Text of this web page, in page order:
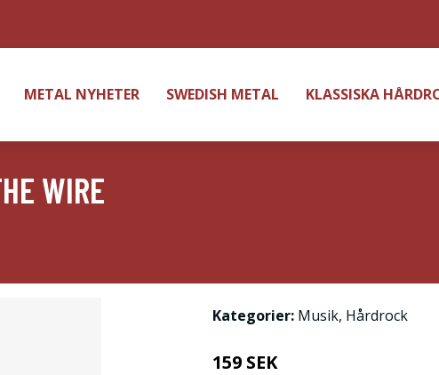
METAL NYHETER SWEDISH METAL KLASSISKA
WIRE
Kategorier: Musik, Hårdrock
159 SEK